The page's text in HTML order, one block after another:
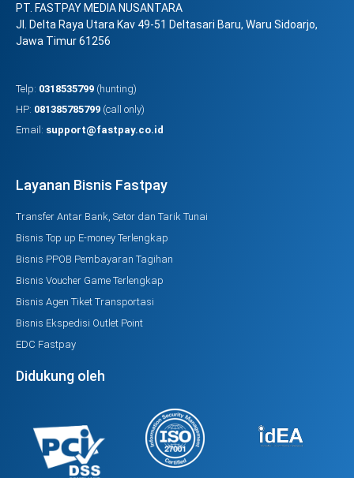
PT. FASTPAY MEDIA NUSANTARA
Jl. Delta Raya Utara Kav 49-51 Deltasari Baru, Waru Sidoarjo,
Jawa Timur 61256
Telp: 0318535799 (hunting)
HP: 081385785799 (call only)
Email: support@fastpay.co.id
Layanan Bisnis Fastpay
Transfer Antar Bank, Setor dan Tarik Tunai
Bisnis Top up E-money Terlengkap
Bisnis PPOB Pembayaran Tagihan
Bisnis Voucher Game Terlengkap
Bisnis Agen Tiket Transportasi
Bisnis Ekspedisi Outlet Point
EDC Fastpay
Didukung oleh